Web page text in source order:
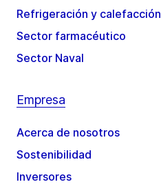
Refrigeración y calefacción
Sector farmacéutico
Sector Naval
Empresa
Acerca de nosotros
Sostenibilidad
Inversores